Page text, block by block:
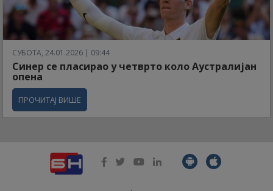
СУБОТА, 24.01.2026 | 09:44
Синер се пласирао у четврто коло Аустралијан
опена
ПРОЧИТАЈ ВИШЕ